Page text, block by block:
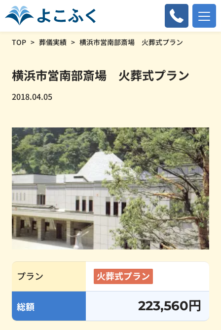
TOP 葬儀実績 横浜市営南部斎場 火葬式プラン
横浜市営南部斎場 火葬式プラン
2018.04.05
プラン 火葬式プラン
総額 223,560円